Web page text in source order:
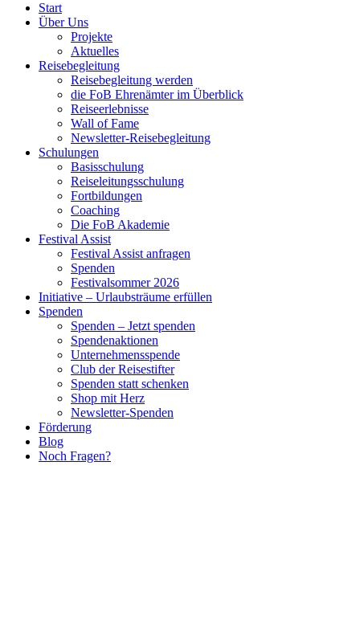
Start
Über Uns
Projekte
Aktuelles
Reisebegleitung
Reisebegleitung werden
die FoB Ehrenämter im Überblick
Reiseerlebnisse
Wall of Fame
Newsletter-Reisebegleitung
Schulungen
Basisschulung
Reiseleitungsschulung
Fortbildungen
Coaching
Die FoB Akademie
Festival Assist
Festival Assist anfragen
Spenden
Festivalsommer 2026
Initiative – Urlaubsträume erfüllen
Spenden
Spenden – Jetzt spenden
Spendenaktionen
Unternehmensspende
Club der Reisestifter
Spenden statt schenken
Shop mit Herz
Newsletter-Spenden
Förderung
Blog
Noch Fragen?